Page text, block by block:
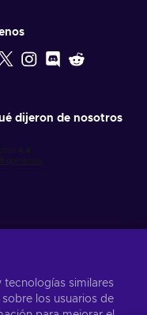
dijeron de nosotros
Suscribirse
tecnologías similares
los usuarios de